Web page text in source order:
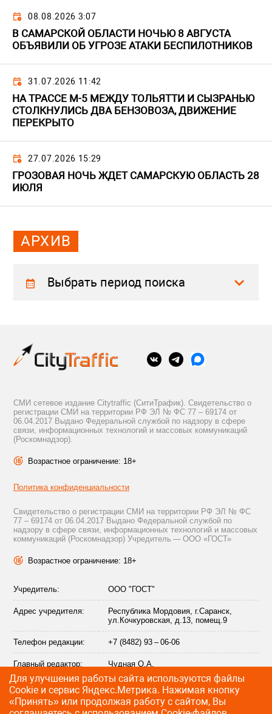
08.08.2026 3:07
В САМАРСКОЙ ОБЛАСТИ НОЧЬЮ 8 АВГУСТА
ОБЪЯВИЛИ ОБ УГРОЗЕ АТАКИ БЕСПИЛОТНИКОВ
31.07.2026 11:42
НА ТРАССЕ М-5 МЕЖДУ ТОЛЬЯТТИ И СЫЗРАНЬЮ
СТОЛКНУЛИСЬ ДВА БЕНЗОВОЗА, ДВИЖЕНИЕ
ПЕРЕКРЫТО
27.07.2026 15:29
ГРОЗОВАЯ НОЧЬ ЖДЕТ САМАРСКУЮ ОБЛАСТЬ 28
ИЮЛЯ
АРХИВ
Выбрать период поиска
СМИ сетевое издание Citytraffic (СитиТрафик). Свидетельство о
регистрации СМИ на территории РФ ЭЛ № ФС 77 – 69174 от
06.04.2017 Выдано Федеральной службой по надзору в сфере
связи, информационных технологий и массовых коммуникаций
(Роскомнадзор).
Возрастное ограничение: 18+
Политика конфиденциальности
Свидетельство о регистрации СМИ на территории РФ ЭЛ № ФС
77 – 69174 от 06.04.2017 Выдано Федеральной службой по
надзору в сфере связи, информационных технологий и массовых
коммуникаций (Роскомнадзор) Учредитель — ООО «ГОСТ»
Возрастное ограничение: 18+
Учредитель: ООО "ГОСТ"
Адрес учредителя:
Республика Мордовия, г.Саранск,
ул.Кочкуровская, д.13, помещ.9
Телефон редакции: +7 (8482) 93 – 06-06
Главный редактор: Чудная О.А.
Адрес электронной
почты редакции:
info@citytraffic.ru
Для улучшения работы сайта используются файлы
Сookie и сервис Яндекс.Метрика. Нажимая кнопку
«Принять» или продолжая работу с сайтом, Вы